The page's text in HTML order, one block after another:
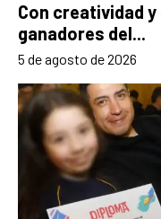
Con creatividad
ganadores del...
5 de agosto de 2026